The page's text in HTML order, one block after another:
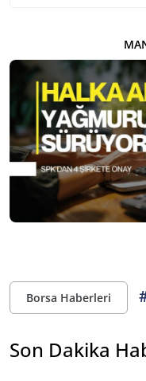
Borsa Haberleri
Son Dakika